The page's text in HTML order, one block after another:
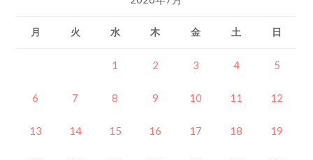
月 火 水 木 金 土 日
1 2 3 4 5
6 7 8 9 10 11 12
13 14 15 16 17 18 19